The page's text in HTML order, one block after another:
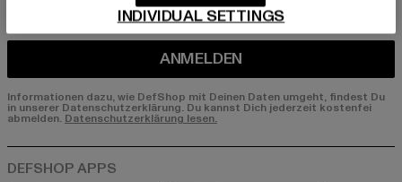
ANMELDEN
Informationen dazu, wie DefShop mit Deinen Daten umgeht, findest Du
in unserer Datenschutzerklärung. Du kannst Dich jederzeit kostenfei
abmelden. Datenschutzerklärung lesen.
INDIVIDUAL SETTINGS